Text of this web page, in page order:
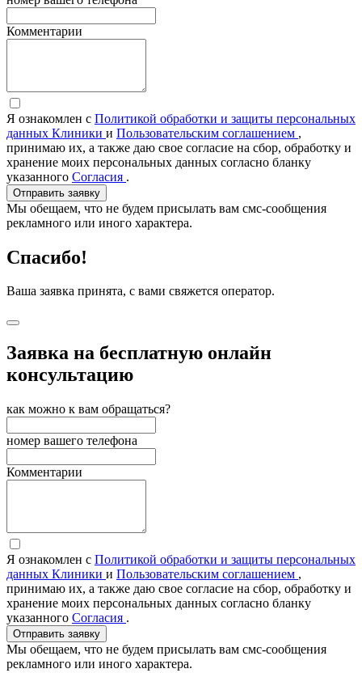
Комментарии
Я ознакомлен с Политикой обработки и защиты персональных
данных Клиники и Пользовательским соглашением ,
принимаю их, а также даю свое согласие на сбор, обработку и
хранение моих персональных данных согласно бланку
указанного Согласия .
Отправить заявку
Мы обещаем, что не будем присылать вам смс-сообщения
рекламного или иного характера.
Спасибо!
Ваша заявка принята, с вами свяжется оператор.
Заявка на бесплатную онлайн
консультацию
как можно к вам обращаться?
номер вашего телефона
Комментарии
Я ознакомлен с Политикой обработки и защиты персональных
данных Клиники и Пользовательским соглашением ,
принимаю их, а также даю свое согласие на сбор, обработку и
хранение моих персональных данных согласно бланку
указанного Согласия .
Отправить заявку
Мы обещаем, что не будем присылать вам смс-сообщения
рекламного или иного характера.